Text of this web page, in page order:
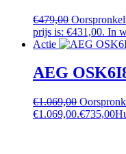
€479,00
prijs is: €431,00. In
Actie
AEG
€1.069,00
€1.069,00.€735,00